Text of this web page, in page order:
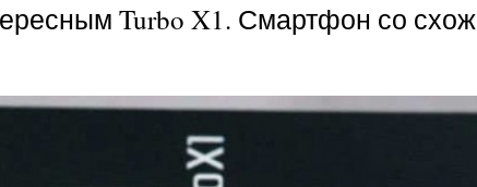
Turbo X1. Смартфон со